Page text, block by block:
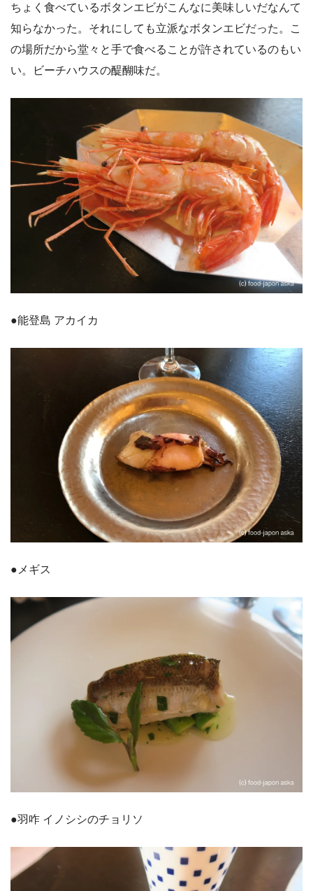
ちょく食べているボタンエビがこんなに美味しいだなんて
知らなかった。それにしても立派なボタンエビだった。こ
の場所だから堂々と手で食べることが許されているのもい
い。ビーチハウスの醍醐味だ。
●能登島 アカイカ
●メギス
●羽咋 イノシシのチョリソ